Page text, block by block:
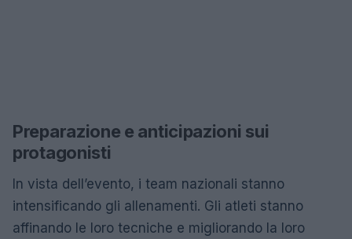
Preparazione e anticipazioni sui
protagonisti
In vista dell’evento, i team nazionali stanno
intensificando gli allenamenti. Gli atleti stanno
affinando le loro tecniche e migliorando la loro